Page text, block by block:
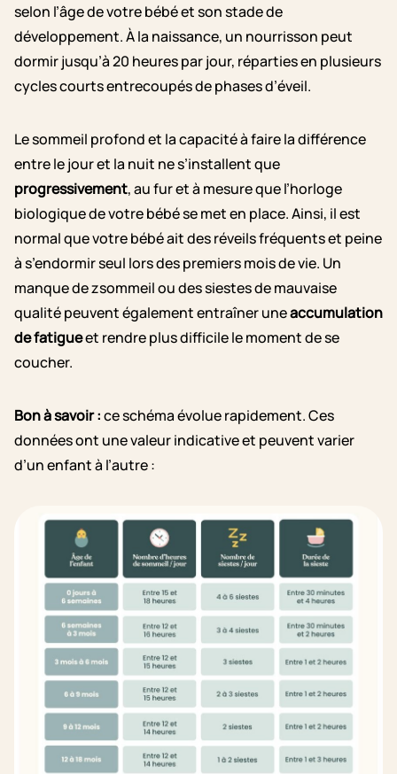
selon l’âge de votre bébé et son stade de
développement. À la naissance, un nourrisson peut
dormir jusqu’à 20 heures par jour, réparties en plusieurs
cycles courts entrecoupés de phases d’éveil.
Le sommeil profond et la capacité à faire la différence
entre le jour et la nuit ne s’installent que
progressivement, au fur et à mesure que l’horloge
biologique de votre bébé se met en place. Ainsi, il est
normal que votre bébé ait des réveils fréquents et peine
à s’endormir seul lors des premiers mois de vie. Un
manque de zsommeil ou des siestes de mauvaise
qualité peuvent également entraîner uneaccumulation
de fatigueet rendre plus difficile le moment de se
coucher.
Bon à savoir :ce schéma évolue rapidement. Ces
données ont une valeur indicative et peuvent varier
d’un enfant à l’autre :